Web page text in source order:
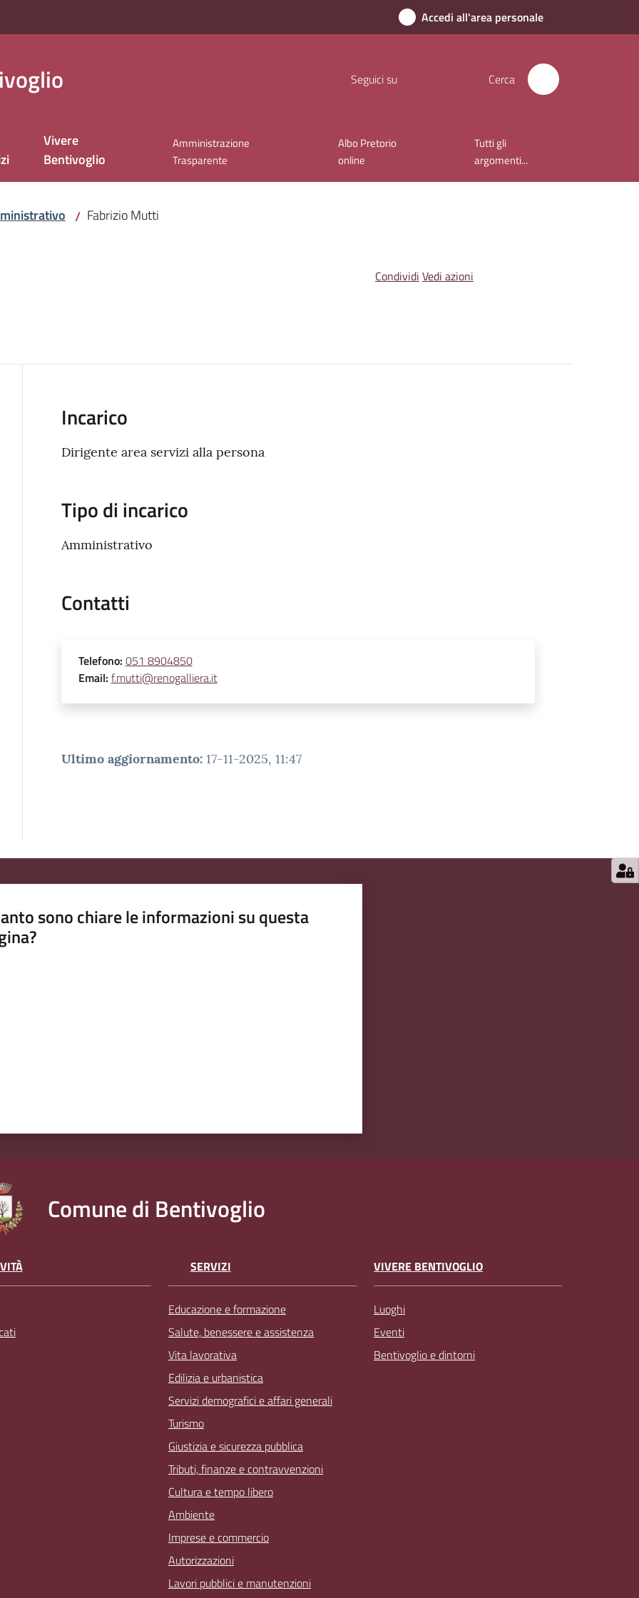
Accedi all'area personale
Seguici su Cerca
Vivere
Bentivoglio
Amministrazione
Trasparente
Albo Pretorio
online
Tutti gli
argomenti...
/ Fabrizio Mutti
Condividi Vedi azioni
Incarico
Dirigente area servizi alla persona
Tipo di incarico
Amministrativo
Contatti
Telefono: 051 8904850
Email: f.mutti@renogalliera.it
Ultimo aggiornamento: 17-11-2025, 11:47
sono chiare le informazioni su questa
Comune di Bentivoglio
SERVIZI
Educazione e formazione
Salute, benessere e assistenza
Vita lavorativa
Edilizia e urbanistica
Servizi demografici e affari generali
Turismo
Giustizia e sicurezza pubblica
Tributi, finanze e contravvenzioni
Cultura e tempo libero
Ambiente
Imprese e commercio
Autorizzazioni
Lavori pubblici e manutenzioni
VIVERE BENTIVOGLIO
Luoghi
Eventi
Bentivoglio e dintorni